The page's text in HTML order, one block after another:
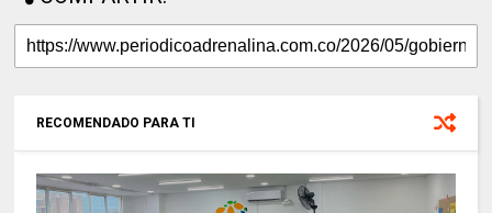
RECOMENDADO PARA TI